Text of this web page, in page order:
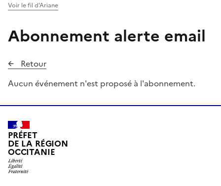
Voir le fil d'Ariane
Abonnement alerte email
Retour
Aucun événement n'est proposé à l'abonnement.
PRÉFET
DE LA RÉGION
OCCITANIE